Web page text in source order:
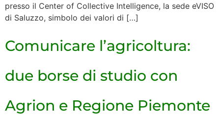
presso il Center of Collective Intelligence, la sede eVISO
di Saluzzo, simbolo dei valori di […]
Comunicare l’agricoltura:
due borse di studio con
Agrion e Regione Piemonte